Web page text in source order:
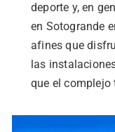
deporte y, en
en Sotogrande
afines que
las
que el complejo